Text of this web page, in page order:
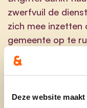
Deze website
zwerfvuil de
zich mee inzetten
gemeente op te
bepaalde
zwerfvuil
zwerfvuil en hoe